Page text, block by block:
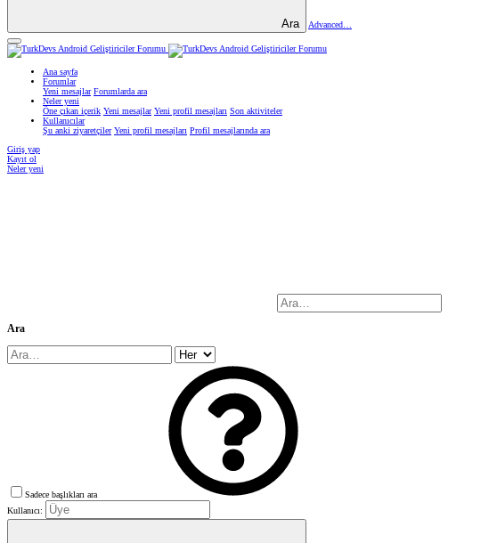
Ara Advanced…
Ana sayfa
Forumlar
Yeni mesajlar Forumlarda ara
Neler yeni
Öne çıkan içerik Yeni mesajlar Yeni profil mesajları Son aktiviteler
Kullanıcılar
Şu anki ziyaretçiler Yeni profil mesajları Profil mesajlarında ara
Giriş yap
Kayıt ol
Neler yeni
Ara
Sadece başlıkları ara
Kullanıcı: